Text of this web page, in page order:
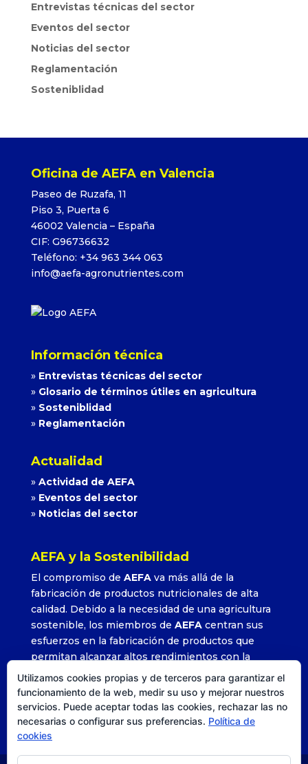
Entrevistas técnicas del sector
Eventos del sector
Noticias del sector
Reglamentación
Sosteniblidad
Oficina de AEFA en Valencia
Paseo de Ruzafa, 11
Piso 3, Puerta 6
46002 Valencia – España
CIF: G96736632
Teléfono: +34 963 344 063
info@aefa-agronutrientes.com
Información técnica
» Entrevistas técnicas del sector
» Glosario de términos útiles en agricultura
» Sosteniblidad
» Reglamentación
Actualidad
» Actividad de AEFA
» Eventos del sector
» Noticias del sector
AEFA y la Sostenibilidad
El compromiso de AEFAva más allá de la
fabricación de productos nutricionales de alta
calidad. Debido a la necesidad de una agricultura
sostenible, los miembros de AEFAcentran sus
esfuerzos en la fabricación de productos que
permitan alcanzar altos rendimientos con la
utilización adecuada y precisa de sus formulados.
»Leer más
Utilizamos cookies propias y de terceros para garantizar el
funcionamiento de la web, medir su uso y mejorar nuestros
servicios. Puede aceptar todas las cookies, rechazar las no
necesarias o configurar sus preferencias. Política de
cookies